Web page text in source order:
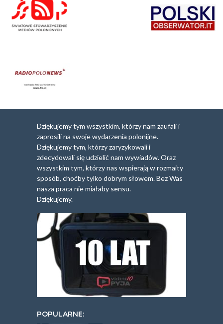
Dziękujemy tym wszystkim, którzy nam zaufali i
zaprosili na swoje wydarzenia polonijne.
Dziękujemy tym, którzy zaryzykowali i
zdecydowali się udzielić nam wywiadów. Oraz
wszystkim tym, którzy nas wspierają w rozmaity
sposób, choćby tylko dobrym słowem. Bez Was
nasza praca nie miałaby sensu.
Dziękujemy.
POPULARNE: